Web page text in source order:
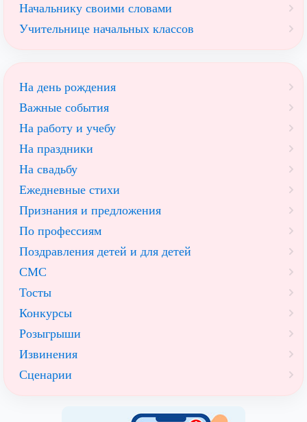
Начальнику своими словами
Учительнице начальных классов
На день рождения
Важные события
На работу и учебу
На праздники
На свадьбу
Ежедневные стихи
Признания и предложения
По профессиям
Поздравления детей и для детей
СМС
Тосты
Конкурсы
Розыгрыши
Извинения
Сценарии